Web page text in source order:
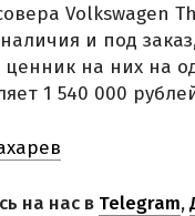
Volkswagen
и под
на них на
1 540 000
на нас в Telegram,